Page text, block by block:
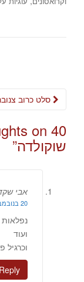
40 thoughts on “
שוקולדה”
אבי
20 בנובמבר 2008 at 16:33
ועוד
וכרגיל
Reply